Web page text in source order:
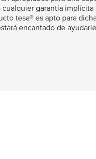
garantía
tesa® es apto para
encantado de